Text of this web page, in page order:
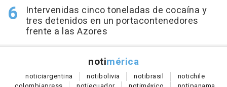
Intervenidas cinco toneladas de cocaína y
tres detenidos en un portacontenedores
frente a las Azores
notimérica
noticiargentina notibolivia notibrasil notichile